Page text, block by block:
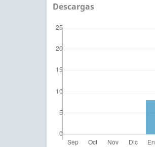
Descargas